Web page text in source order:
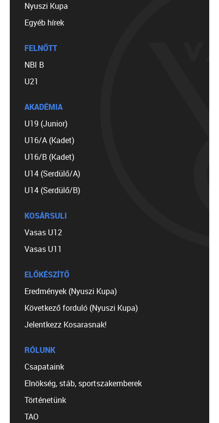
Nyuszi Kupa
Egyéb hírek
FELNŐTT
NBI B
U21
AKADÉMIA
U19 (Junior)
U16/A (Kadet)
U16/B (Kadet)
U14 (Serdülő/A)
U14 (Serdülő/B)
KOSÁRSULI
Vasas U12
Vasas U11
ELŐKÉSZÍTŐ
Eredmények (Nyuszi Kupa)
Következő forduló (Nyuszi Kupa)
Jelentkezz Kosarasnak!
RÓLUNK
Csapataink
Elnökség, stáb, sportszakemberek
Történetünk
TAO